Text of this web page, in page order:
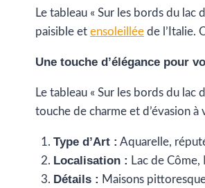
Le tableau « Sur les bords du
paisible et ensoleillée de l’Italie.
Une touche d’élégance pour
Le tableau « Sur les bords du
touche de charme et d’évasion
Type d’Art : Aquarelle,
Localisation : Lac de
Détails : Maisons